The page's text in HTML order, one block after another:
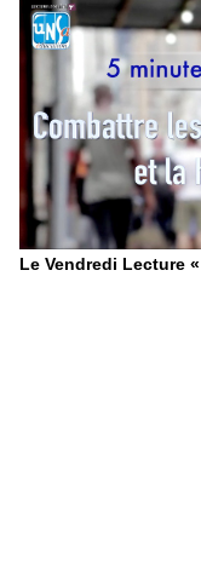
Le Vendredi Lecture